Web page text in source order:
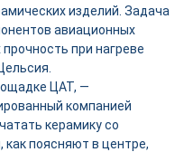
изделий. Задача
авиационных
при нагреве
ЦАТ, —
компанией
керамику со
как поясняют в центре,